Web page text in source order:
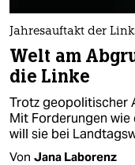
Jahresauftakt der
Welt am
die Linke
Trotz geopolitischer
Mit Forderungen wie
will sie bei
Von Jana Laborenz